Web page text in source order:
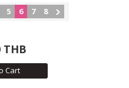
5 6 7 8
THB
Cart